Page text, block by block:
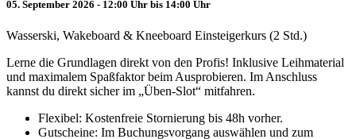
05. September 2026 - 12:00 Uhr bis 14:00 Uhr
Wasserski, Wakeboard & Kneeboard Einsteigerkurs (2 Std.)
Lerne die Grundlagen direkt von den Profis! Inklusive Leihmaterial
und maximalem Spaßfaktor beim Ausprobieren. Im Anschluss
kannst du direkt sicher im „Üben-Slot“ mitfahren.
Flexibel: Kostenfreie Stornierung bis 48h vorher.
Gutscheine: Im Buchungsvorgang auswählen und zum